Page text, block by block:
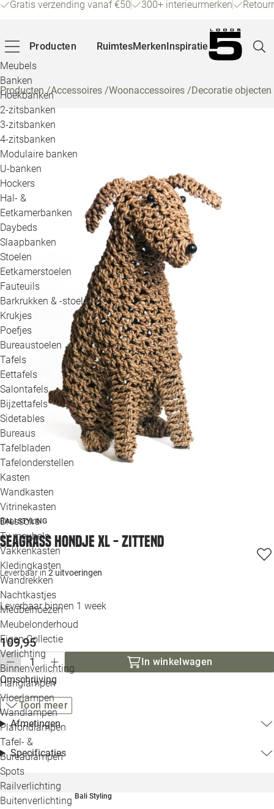
Gratis verzending vanaf €50 300+ interieurmerken
Producten
Meubels
Banken
Hoekbanken
2-zitsbanken
3-zitsbanken
4-zitsbanken
Modulaire banken
U-banken
Hockers
Hal- &
Eetkamerbanken
Daybeds
Slaapbanken
Stoelen
Eetkamerstoelen
Fauteuils
Barkrukken & -stoelen
Krukjes
Poefjes
Bureaustoelen
Tafels
Eettafels
Salontafels
Bijzettafels
Sidetables
Bureaus
Tafelbladen
Tafelonderstellen
Kasten
Wandkasten
Vitrinekasten
Dressoirs
Tv meubels
Vakkenkasten
Kledingkasten
Wandrekken
Nachtkastjes
Meubelhoezen
Meubelonderhoud
Eigen Collectie
Verlichting
Binnenverlichting
Hanglampen
Vloerlampen
Wandlampen
Plafondlampen
Tafel- &
Bureaulampen
Spots
Railverlichting
Buitenverlichting
RuimtesMerkenInspiratie
Producten/Accessoires /Woonaccessoires /Decoratie objecten
BALI STYLING
Seagrass hondje XL - zittend
Leverbaar in 2 uitvoeringen
Leverbaar binnen 1 week
109,95
In winkelwagen
Omschrijving
Toon meer
Afmetingen
Specificaties
Bali Styling